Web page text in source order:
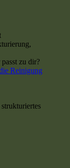
zu dir?
Reinigung